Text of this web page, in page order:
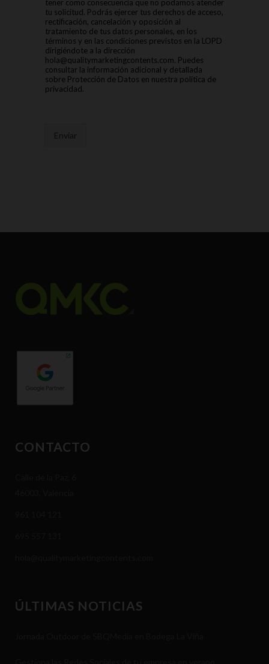
tener como consecuencia que no podamos atender
tu solicitud. Podrás ejercer tus derechos de acceso,
rectificación, cancelación y oposición al
tratamiento de tus datos personales, en los
términos y en las condiciones previstos en la LOPD
dirigiéndote a la dirección
hola@qualitymarketingcontents.com. Puedes
consultar la información adicional y detallada
sobre Protección de Datos en nuestra política de
privacidad.
Enviar
CONTACTO
ÚLTIMAS NOTICIAS